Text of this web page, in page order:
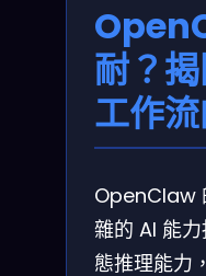
耐？
工作
OpenClaw
雜的 AI 能
態推理能力